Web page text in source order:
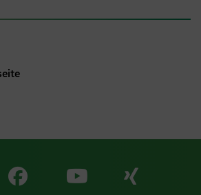
Zu unserer Facebook
Zu